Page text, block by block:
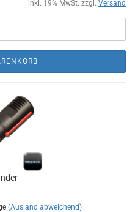
inkl. 19% MwSt. zzgl. Versand
(Ausland abweichend)